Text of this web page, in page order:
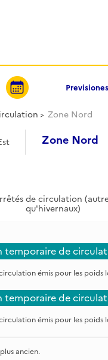
Previsiones
Zone Nord
Zone Nord
de circulation
qu'hivernaux)
de
émis pour les poids
de
émis pour les poids
ancien.